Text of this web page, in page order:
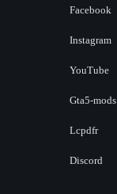
Facebook
Instagram
YouTube
Gta5-
Lcpdfr
Discord